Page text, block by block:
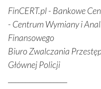
FinCERT.pl - Bankowe
- Centrum Wymiany i
Finansowego
Biuro Zwalczania
Głównej Policji